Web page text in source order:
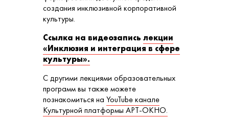
создания инклюзивной корпоративной
культуры.
Ссылка на видеозапись лекции
«Инклюзия и интеграция в сфере
культуры».
С другими лекциями образовательных
программ вы также можете
познакомиться на YouTube канале
Культурной платформы АРТ-ОКНО.